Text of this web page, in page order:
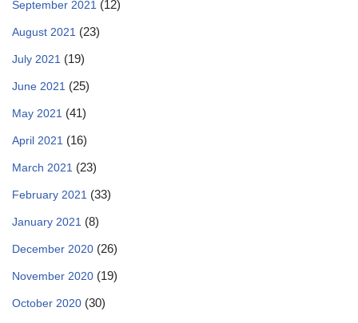
September 2021 (12)
August 2021 (23)
July 2021 (19)
June 2021 (25)
May 2021 (41)
April 2021 (16)
March 2021 (23)
February 2021 (33)
January 2021 (8)
December 2020 (26)
November 2020 (19)
October 2020 (30)